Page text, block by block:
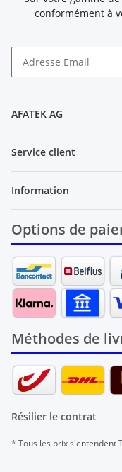
conformément à
AFATEK AG
Service client
Information
Options de
Méthodes de
Résilier le contrat
* Tous les prix s'entendent